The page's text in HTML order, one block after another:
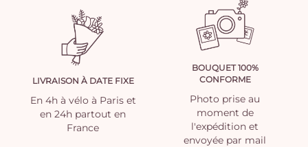
LIVRAISON À DATE FIXE
En 4h à vélo à Paris et
en 24h partout en
France
BOUQUET 100%
CONFORME
Photo prise au
moment de
l'expédition et
envoyée par mail